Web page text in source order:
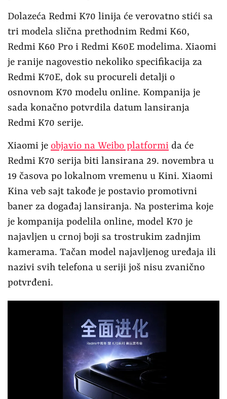
Dolazeća Redmi K70 linija će verovatno stići sa
tri modela slična prethodnim Redmi K60,
Redmi K60 Pro i Redmi K60E modelima. Xiaomi
je ranije nagovestio nekoliko specifikacija za
Redmi K70E, dok su procureli detalji o
osnovnom K70 modelu online. Kompanija je
sada konačno potvrdila datum lansiranja
Redmi K70 serije.
Xiaomi je objavio na Weibo platformi da će
Redmi K70 serija biti lansirana 29. novembra u
19 časova po lokalnom vremenu u Kini. Xiaomi
Kina veb sajt takođe je postavio promotivni
baner za događaj lansiranja. Na posterima koje
je kompanija podelila online, model K70 je
najavljen u crnoj boji sa trostrukim zadnjim
kamerama. Tačan model najavljenog uređaja ili
nazivi svih telefona u seriji još nisu zvanično
potvrđeni.